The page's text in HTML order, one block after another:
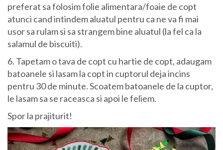
preferat sa folosim folie alimentara/foaie de copt
atunci cand intindem aluatul pentru ca ne va fi mai
usor sa rulam si sa strangem bine aluatul (la fel ca la
salamul de biscuiti).
6. Tapetam o tava de copt cu hartie de copt, adaugam
batoanele si lasam la copt in cuptorul deja incins
pentru 30 de minute. Scoatem batoanele de la cuptor,
le lasam sa se raceasca si apoi le feliem.
Spor la prajiturit!